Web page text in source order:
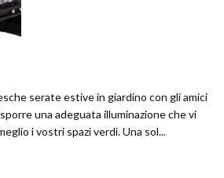
serate estive in giardino con gli amici
una adeguata illuminazione che vi
i vostri spazi verdi. Una sol...